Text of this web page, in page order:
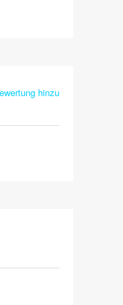
hinzu